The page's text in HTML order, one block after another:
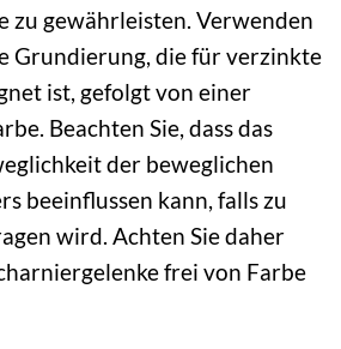
zu gewährleisten. Verwenden
Grundierung, die für verzinkte
ist, gefolgt von einer
Beachten Sie, dass das
der beweglichen
beeinflussen kann, falls zu
wird. Achten Sie daher
frei von Farbe